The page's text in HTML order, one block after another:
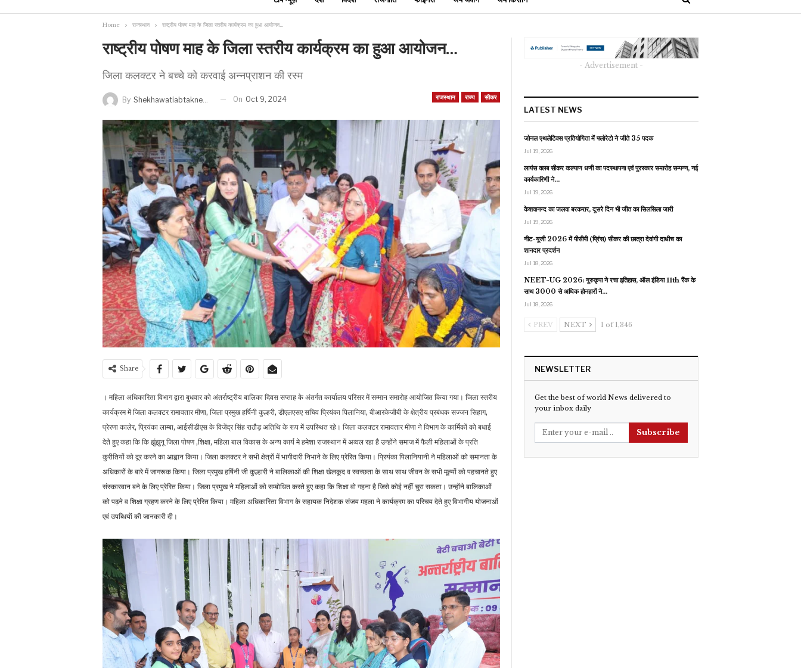
Home राजस्थान राष्ट्रीय पोषण माह के जिला स्तरीय कार्यक्रम का हुआ आयोजन…
राष्ट्रीय पोषण माह के जिला स्तरीय कार्यक्रम का हुआ आयोजन…
जिला कलक्टर ने बच्चे को करवाई अन्नप्राशन की रस्म
राजस्थान राज्य सीकर
By Shekhawatiabtaknews On Oct 9, 2024
Share
। महिला अधिकारिता विभाग द्वारा बुधवार को अंतर्राष्ट्रीय बालिका दिवस सप्ताह के अंतर्गत कार्यालय परिसर में सम्मान समारोह आयोजित किया गया। जिला स्तरीय
कार्यक्रम में जिला कलक्टर रामावतार मीणा, जिला प्रमुख हर्षिनी कुल्हरी, डीएलएसए सचिव प्रियंका पिलानिया, बीआरकेजीबी के क्षेत्रीय प्रबंधक सज्जन सिहाग,
प्रेरणा कालेर, प्रियंका लाम्बा, आईसीडीएस के विजेंद्र सिंह राठौड़ अतिथि के रूप में उपस्थित रहे। जिला कलक्टर रामावतार मीणा ने विभाग के कार्मिकों को बधाई
देते हुए कहा कि कि झुंझुनू जिला पोषण ,शिक्षा, महिला बाल विकास के अन्य कार्य मे हमेशा राजस्थान में अव्वल रहा है उन्होंने समाज में फैली महिलाओं के प्रति
कुरीतियों को दूर करने का आह्वान किया। जिला कलक्टर ने सभी क्षेत्रों में भागीदारी निभाने के लिए प्रेरित किया। प्रियंका पिलानियानी ने महिलाओं को समानता के
अधिकारों के बारे में जागरूक किया। जिला प्रमुख हर्षिनी जी कुल्हारी ने बालिकाओं की शिक्षा खेलकूद व स्वच्छता के साथ साथ जीवन के सभी मूल्यों को पहचानते हुए
संस्कारवान बने के लिए प्रेरित किया। जिला प्रमुख ने महिलाओं को सम्बोधित करते हुए कहा कि शिक्षा वो गहना है जिसे कोई नहीं चुरा सकता। उन्होंने बालिकाओं
को पढ़ने व शिक्षा ग्रहण करने के लिए प्रेरित किया। महिला अधिकारिता विभाग के सहायक निदेशक संजय महला ने कार्यक्रम का परिचय देते हुए विभागीय योजनाओं
एवं उपब्धियाेंं की जानकारी दी।
- Advertisement -
LATEST NEWS
जोनल एथलेटिक्स प्रतियोगिता में फ्लोरेटो ने जीते 35 पदक
Jul 19, 2026
लायंस क्लब सीकर कल्याण धणी का पदस्थापना एवं पुरस्कार समारोह सम्पन्न, नई
कार्यकारिणी ने…
Jul 19, 2026
केशवानन्द का जलवा बरकरार, दूसरे दिन भी जीत का सिलसिला जारी
Jul 19, 2026
नीट-यूजी 2026 में पीसीपी (प्रिंस) सीकर की छात्रा देवांगी दाधीच का
शानदार प्रदर्शन
Jul 18, 2026
NEET-UG 2026: गुरुकृपा ने रचा इतिहास, ऑल इंडिया 11th रैंक के
साथ 3000 से अधिक होनहारों ने…
Jul 18, 2026
PREV NEXT 1 of 1,346
NEWSLETTER
Get the best of world News delivered to
your inbox daily
Subscribe